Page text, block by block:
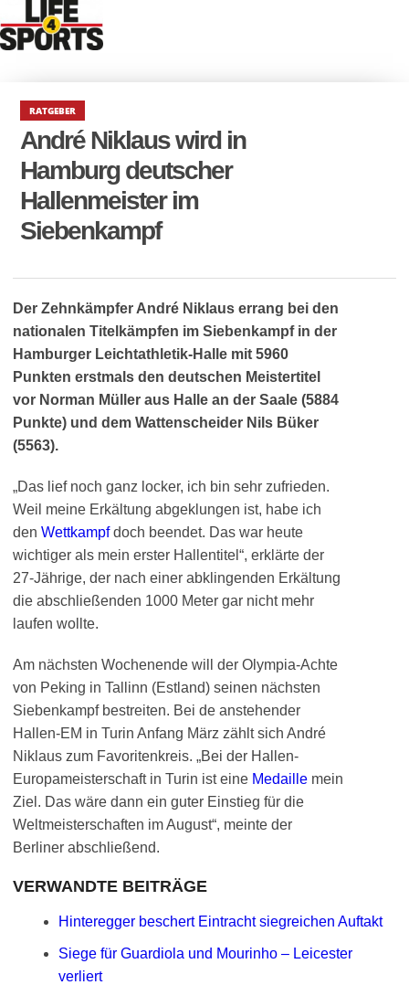
RATGEBER
André Niklaus wird in
Hamburg deutscher
Hallenmeister im
Siebenkampf
Der Zehnkämpfer André Niklaus errang bei den
nationalen Titelkämpfen im Siebenkampf in der
Hamburger Leichtathletik-Halle mit 5960
Punkten erstmals den deutschen Meistertitel
vor Norman Müller aus Halle an der Saale (5884
Punkte) und dem Wattenscheider Nils Büker
(5563).
„Das lief noch ganz locker, ich bin sehr zufrieden.
Weil meine Erkältung abgeklungen ist, habe ich
den Wettkampfdoch beendet. Das war heute
wichtiger als mein erster Hallentitel“, erklärte der
27-Jährige, der nach einer abklingenden Erkältung
die abschließenden 1000 Meter gar nicht mehr
laufen wollte.
Am nächsten Wochenende will der Olympia-Achte
von Peking in Tallinn (Estland) seinen nächsten
Siebenkampf bestreiten. Bei de anstehender
Hallen-EM in Turin Anfang März zählt sich André
Niklaus zum Favoritenkreis. „Bei der Hallen-
Europameisterschaft in Turin ist eine Medaille mein
Ziel. Das wäre dann ein guter Einstieg für die
Weltmeisterschaften im August“, meinte der
Berliner abschließend.
VERWANDTE BEITRÄGE
Hinteregger beschert Eintracht siegreichen Auftakt
Siege für Guardiola und Mourinho – Leicester
verliert